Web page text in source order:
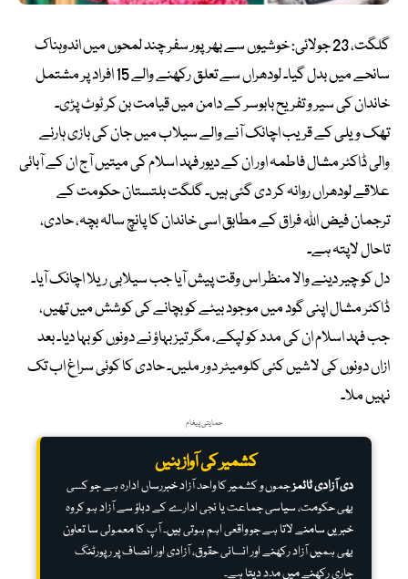
گلگت، 23 جولائی: خوشیوں سے بھرپور سفر چند لمحوں میں اندوہناک
سانحے میں بدل گیا۔ لودھراں سے تعلق رکھنے والے 15 افراد پر مشتمل
خاندان کی سیر و تفریح بابوسر کے دامن میں قیامت بن کر ٹوٹ پڑی۔
تھک ویلی کے قریب اچانک آنے والے سیلاب میں جان کی بازی ہارنے
والی ڈاکٹر مشال فاطمہ اور ان کے دیور فہد اسلام کی میتیں آج ان کے آبائی
علاقے لودھراں روانہ کر دی گئی ہیں۔ گلگت بلتستان حکومت کے
ترجمان فیض اللہ فراق کے مطابق اسی خاندان کا پانچ سالہ بچہ، حادی،
تاحال لاپتہ ہے۔
دل کو چیر دینے والا منظر اس وقت پیش آیا جب سیلابی ریلا اچانک آیا۔
ڈاکٹر مشال اپنی گود میں موجود بیٹے کو بچانے کی کوشش میں تھیں،
جب فہد اسلام ان کی مدد کو لپکے، مگر تیز بہاؤ نے دونوں کو بہا دیا۔ بعد
ازاں دونوں کی لاشیں کئی کلومیٹر دور ملیں۔ حادی کا کوئی سراغ اب تک
نہیں ملا۔
حمایتی پیغام
کشمیر کی آواز بنیں
دی آزادی ٹائمزجموں و کشمیر کا واحد آزاد خبررساں ادارہ ہے جو کسی
بھی حکومت، سیاسی جماعت یا نجی ادارے کے دباؤ سے آزاد ہو کر وہ
خبریں سامنے لاتا ہے جو واقعی اہم ہوتی ہیں۔ آپ کا معمولی سا تعاون
بھی ہمیں آزاد رکھنے اور انسانی حقوق، آزادی اور انصاف پر رپورٹنگ
جاری رکھنے میں مدد دیتا ہے۔